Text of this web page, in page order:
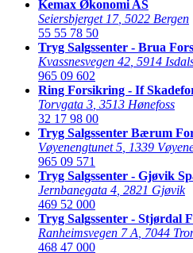
Kemax Økonomi AS
Seiersbjerget 17, 5022 Bergen
55 55 78 50
Tryg Salgssenter - Brua
Kvassnesvegen 42 5914
965 09 602
Ring Forsikring - If
Torvgata 3 3513 Hønefoss
32 17 98 00
Tryg Salgssenter Bærum
Vøyenengtunet 5 1339
965 09 571
Tryg Salgssenter - Gjøvik
Jernbanegata 4 2821 Gjøvik
469 52 000
Tryg Salgssenter - Stjørdal
Ranheimsvegen 7 A 7044
468 47 000